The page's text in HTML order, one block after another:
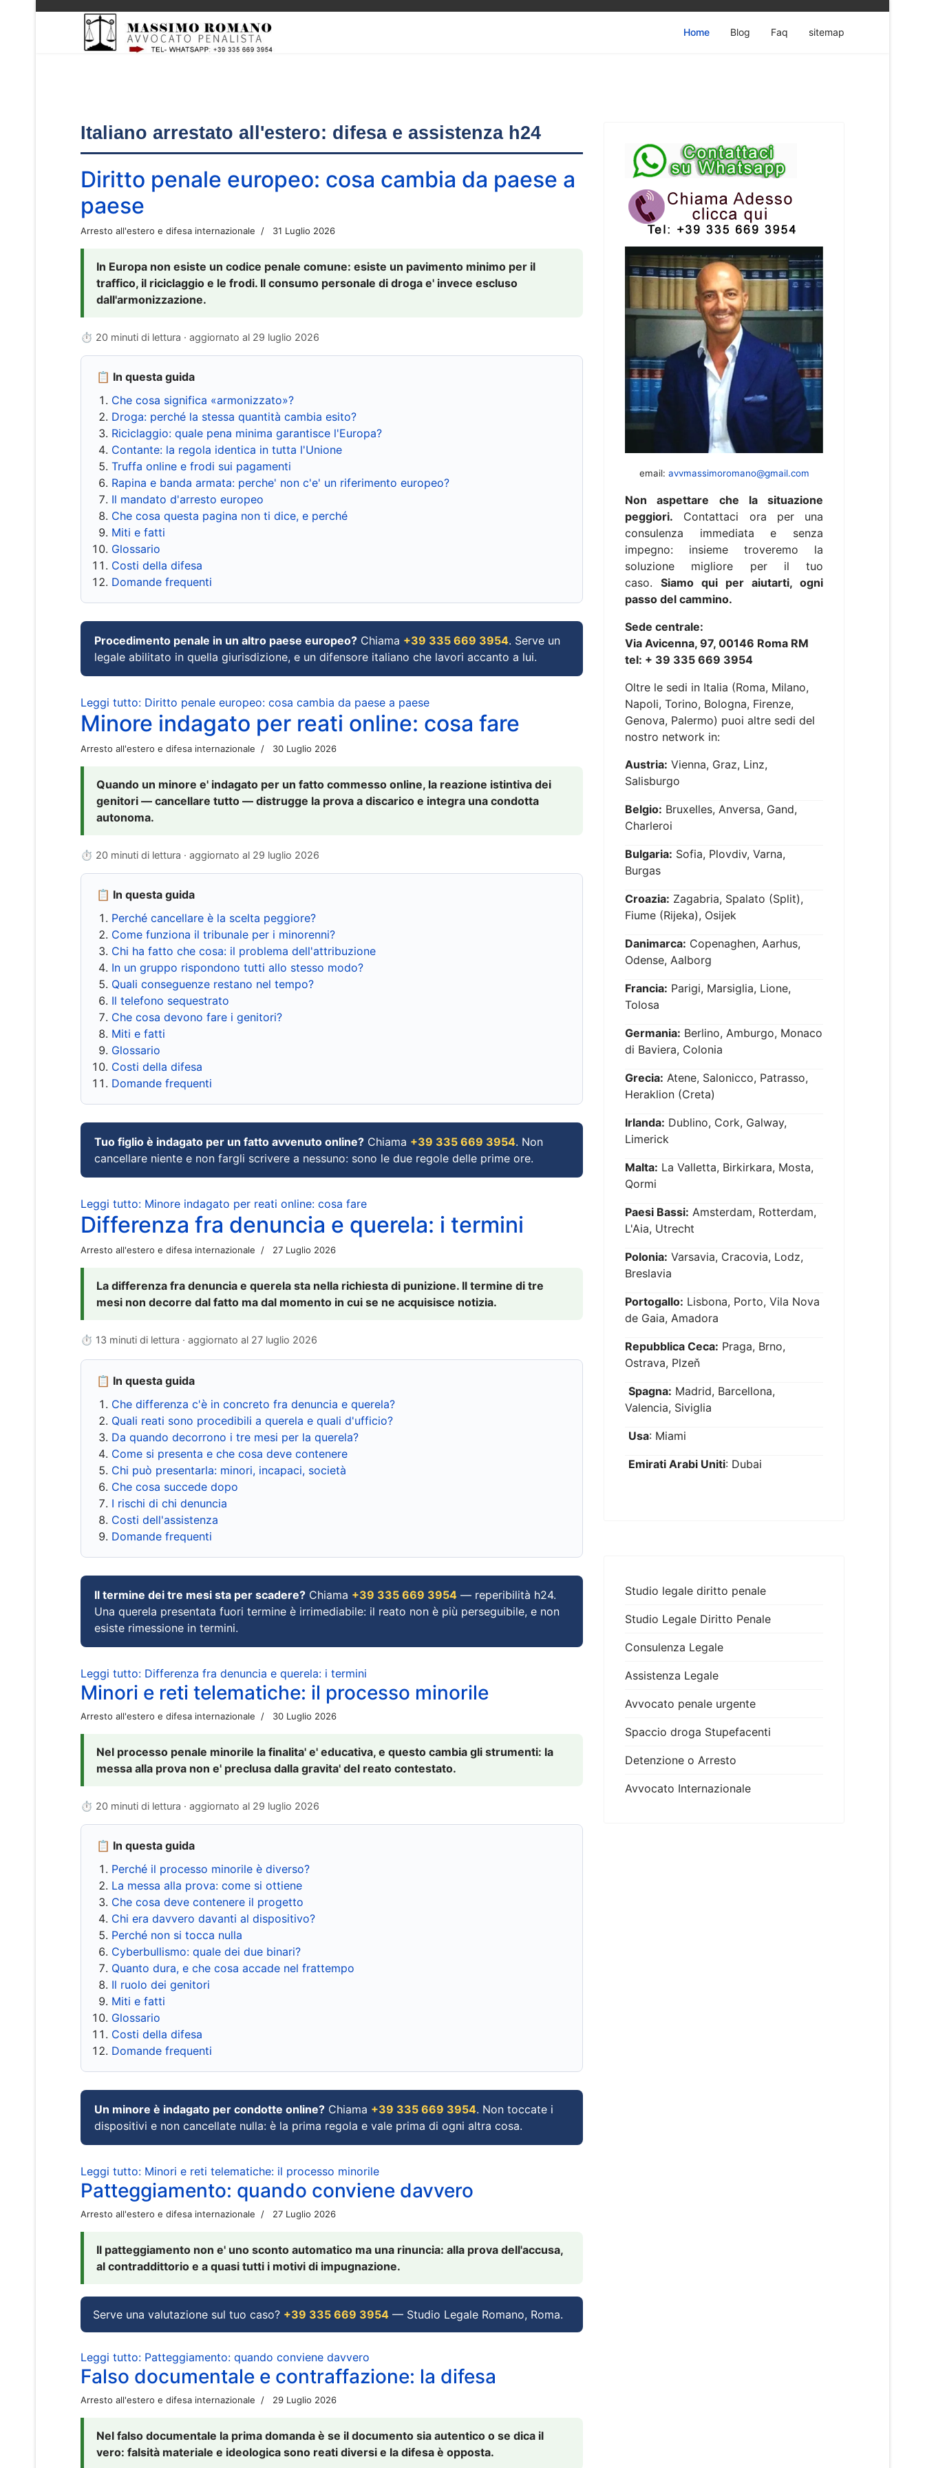
Home Blog Faq sitemap
Italiano arrestato all'estero: difesa e assistenza h24
Diritto penale europeo: cosa cambia da paese a
paese
Arresto all'estero e difesa internazionale 31 Luglio 2026
In Europa non esiste un codice penale comune: esiste un pavimento minimo per il
traffico, il riciclaggio e le frodi. Il consumo personale di droga e' invece escluso
dall'armonizzazione.
⏱ 20 minuti di lettura · aggiornato al 29 luglio 2026
📋 In questa guida
Che cosa significa «armonizzato»?
Droga: perché la stessa quantità cambia esito?
Riciclaggio: quale pena minima garantisce l'Europa?
Contante: la regola identica in tutta l'Unione
Truffa online e frodi sui pagamenti
Rapina e banda armata: perche' non c'e' un riferimento europeo?
Il mandato d'arresto europeo
Che cosa questa pagina non ti dice, e perché
Miti e fatti
Glossario
Costi della difesa
Domande frequenti
Procedimento penale in un altro paese europeo? Chiama +39 335 669 3954. Serve un
legale abilitato in quella giurisdizione, e un difensore italiano che lavori accanto a lui.
Leggi tutto: Diritto penale europeo: cosa cambia da paese a paese
Minore indagato per reati online: cosa fare
Arresto all'estero e difesa internazionale 30 Luglio 2026
Quando un minore e' indagato per un fatto commesso online, la reazione istintiva dei
genitori — cancellare tutto — distrugge la prova a discarico e integra una condotta
autonoma.
⏱ 20 minuti di lettura · aggiornato al 29 luglio 2026
📋 In questa guida
Perché cancellare è la scelta peggiore?
Come funziona il tribunale per i minorenni?
Chi ha fatto che cosa: il problema dell'attribuzione
In un gruppo rispondono tutti allo stesso modo?
Quali conseguenze restano nel tempo?
Il telefono sequestrato
Che cosa devono fare i genitori?
Miti e fatti
Glossario
Costi della difesa
Domande frequenti
Tuo figlio è indagato per un fatto avvenuto online? Chiama +39 335 669 3954. Non
cancellare niente e non fargli scrivere a nessuno: sono le due regole delle prime ore.
Leggi tutto: Minore indagato per reati online: cosa fare
Differenza fra denuncia e querela: i termini
Arresto all'estero e difesa internazionale 27 Luglio 2026
La differenza fra denuncia e querela sta nella richiesta di punizione. Il termine di tre
mesi non decorre dal fatto ma dal momento in cui se ne acquisisce notizia.
⏱ 13 minuti di lettura · aggiornato al 27 luglio 2026
📋 In questa guida
Che differenza c'è in concreto fra denuncia e querela?
Quali reati sono procedibili a querela e quali d'ufficio?
Da quando decorrono i tre mesi per la querela?
Come si presenta e che cosa deve contenere
Chi può presentarla: minori, incapaci, società
Che cosa succede dopo
I rischi di chi denuncia
Costi dell'assistenza
Domande frequenti
Il termine dei tre mesi sta per scadere? Chiama +39 335 669 3954 — reperibilità h24.
Una querela presentata fuori termine è irrimediabile: il reato non è più perseguibile, e non
esiste rimessione in termini.
Leggi tutto: Differenza fra denuncia e querela: i termini
Minori e reti telematiche: il processo minorile
Arresto all'estero e difesa internazionale 30 Luglio 2026
Nel processo penale minorile la finalita' e' educativa, e questo cambia gli strumenti: la
messa alla prova non e' preclusa dalla gravita' del reato contestato.
⏱ 20 minuti di lettura · aggiornato al 29 luglio 2026
📋 In questa guida
Perché il processo minorile è diverso?
La messa alla prova: come si ottiene
Che cosa deve contenere il progetto
Chi era davvero davanti al dispositivo?
Perché non si tocca nulla
Cyberbullismo: quale dei due binari?
Quanto dura, e che cosa accade nel frattempo
Il ruolo dei genitori
Miti e fatti
Glossario
Costi della difesa
Domande frequenti
Un minore è indagato per condotte online? Chiama +39 335 669 3954. Non toccate i
dispositivi e non cancellate nulla: è la prima regola e vale prima di ogni altra cosa.
Leggi tutto: Minori e reti telematiche: il processo minorile
Patteggiamento: quando conviene davvero
Arresto all'estero e difesa internazionale 27 Luglio 2026
Il patteggiamento non e' uno sconto automatico ma una rinuncia: alla prova dell'accusa,
al contraddittorio e a quasi tutti i motivi di impugnazione.
Serve una valutazione sul tuo caso? +39 335 669 3954 — Studio Legale Romano, Roma.
Leggi tutto: Patteggiamento: quando conviene davvero
Falso documentale e contraffazione: la difesa
Arresto all'estero e difesa internazionale 29 Luglio 2026
Nel falso documentale la prima domanda è se il documento sia autentico o se dica il
vero: falsità materiale e ideologica sono reati diversi e la difesa è opposta.
email: avvmassimoromano@gmail.com
Non aspettare che la situazione
peggiori. Contattaci ora per una
consulenza immediata e senza
impegno: insieme troveremo la
soluzione migliore per il tuo
caso. Siamo qui per aiutarti, ogni
passo del cammino.
Sede centrale:
Via Avicenna, 97, 00146 Roma RM
tel: + 39 335 669 3954
Oltre le sedi in Italia (Roma, Milano,
Napoli, Torino, Bologna, Firenze,
Genova, Palermo) puoi altre sedi del
nostro network in:
Austria: Vienna, Graz, Linz,
Salisburgo
Belgio: Bruxelles, Anversa, Gand,
Charleroi
Bulgaria: Sofia, Plovdiv, Varna,
Burgas
Croazia: Zagabria, Spalato (Split),
Fiume (Rijeka), Osijek
Danimarca: Copenaghen, Aarhus,
Odense, Aalborg
Francia: Parigi, Marsiglia, Lione,
Tolosa
Germania: Berlino, Amburgo, Monaco
di Baviera, Colonia
Grecia: Atene, Salonicco, Patrasso,
Heraklion (Creta)
Irlanda: Dublino, Cork, Galway,
Limerick
Malta: La Valletta, Birkirkara, Mosta,
Qormi
Paesi Bassi: Amsterdam, Rotterdam,
L'Aia, Utrecht
Polonia: Varsavia, Cracovia, Lodz,
Breslavia
Portogallo: Lisbona, Porto, Vila Nova
de Gaia, Amadora
Repubblica Ceca: Praga, Brno,
Ostrava, Plzeň
Spagna: Madrid, Barcellona,
Valencia, Siviglia
Usa: Miami
Emirati Arabi Uniti: Dubai
Studio legale diritto penale
Studio Legale Diritto Penale
Consulenza Legale
Assistenza Legale
Avvocato penale urgente
Spaccio droga Stupefacenti
Detenzione o Arresto
Avvocato Internazionale